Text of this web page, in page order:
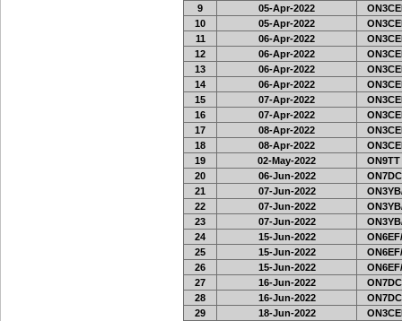
9
05-Apr-2022
10
05-Apr-2022
11
06-Apr-2022
12
06-Apr-2022
13
06-Apr-2022
14
06-Apr-2022
15
07-Apr-2022
16
07-Apr-2022
17
08-Apr-2022
18
08-Apr-2022
19
02-May-2022
ON9TT
20
06-Jun-2022
21
07-Jun-2022
22
07-Jun-2022
23
07-Jun-2022
24
15-Jun-2022
25
15-Jun-2022
26
15-Jun-2022
27
16-Jun-2022
28
16-Jun-2022
29
18-Jun-2022